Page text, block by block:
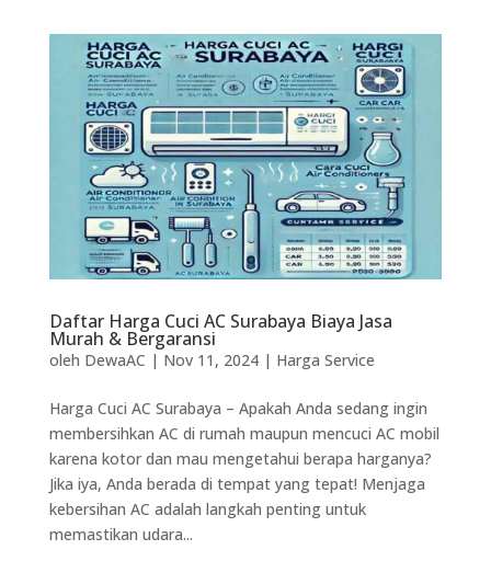
Daftar Harga Cuci AC Surabaya Biaya Jasa
Murah & Bergaransi
oleh DewaAC | Nov 11, 2024| Harga Service
Harga Cuci AC Surabaya – Apakah Anda sedang ingin
membersihkan AC di rumah maupun mencuci AC mobil
karena kotor dan mau mengetahui berapa harganya?
Jika iya, Anda berada di tempat yang tepat! Menjaga
kebersihan AC adalah langkah penting untuk
memastikan udara...